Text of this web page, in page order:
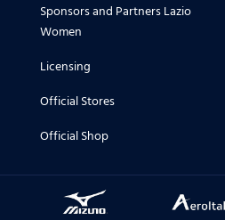
Sponsors and Partners Lazio
Women
Licensing
Official Stores
Official Shop